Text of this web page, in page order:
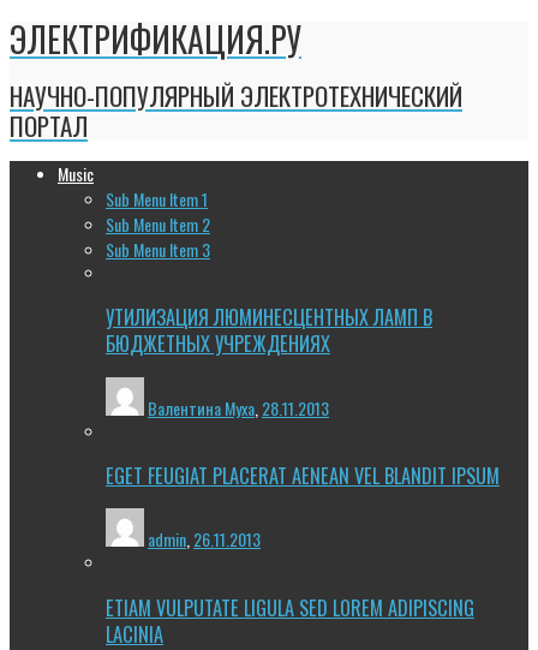
ЭЛЕКТРИФИКАЦИЯ.РУ
НАУЧНО-ПОПУЛЯРНЫЙ ЭЛЕКТРОТЕХНИЧЕСКИЙ
ПОРТАЛ
Music
Sub Menu Item 1
Sub Menu Item 2
Sub Menu Item 3
УТИЛИЗАЦИЯ ЛЮМИНЕСЦЕНТНЫХ ЛАМП В
БЮДЖЕТНЫХ УЧРЕЖДЕНИЯХ
Валентина Муха 28.11.2013
EGET FEUGIAT PLACERAT AENEAN VEL BLANDIT IPSUM
admin,26.11.2013
ETIAM VULPUTATE LIGULA SED LOREM ADIPISCING
LACINIA